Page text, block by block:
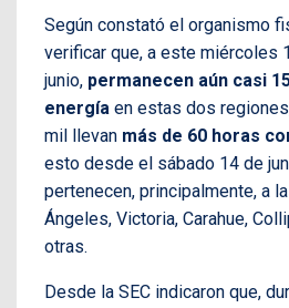
Según constató el organismo
verificar que, a este miércoles
junio, permanecen aún casi
energía en estas dos
mil llevan más de 60 horas
esto desde el sábado 14 de
pertenecen, principalmente, a
Ángeles, Victoria, Carahue,
otras.
Desde la SEC indicaron que,